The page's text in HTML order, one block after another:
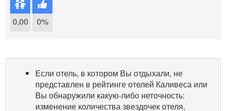
0,00 0%
Если отель, в котором Вы отдыхали, не
представлен в рейтинге отелей Каливеса или
Вы обнаружили какую-либо неточность:
изменение количества звездочек отеля,